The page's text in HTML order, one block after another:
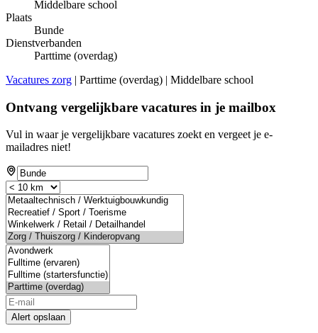
Middelbare school
Plaats
Bunde
Dienstverbanden
Parttime (overdag)
Vacatures zorg | Parttime (overdag) | Middelbare school
Ontvang vergelijkbare vacatures in je mailbox
Vul in waar je vergelijkbare vacatures zoekt en vergeet je e-
mailadres niet!
Alert opslaan